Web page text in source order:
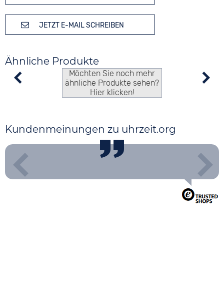
JETZT E-MAIL SCHREIBEN
Ähnliche Produkte
Möchten Sie noch mehr
ähnliche Produkte sehen?
Hier klicken!
Kundenmeinungen zu uhrzeit.org